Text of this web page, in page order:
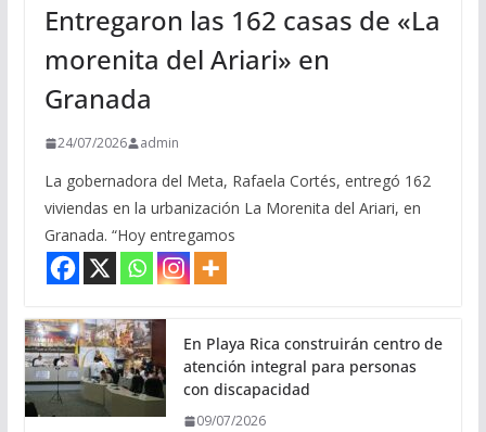
Entregaron las 162 casas de «La
morenita del Ariari» en
Granada
24/07/2026 admin
La gobernadora del Meta, Rafaela Cortés, entregó 162
viviendas en la urbanización La Morenita del Ariari, en
Granada. “Hoy entregamos
En Playa Rica construirán centro de
atención integral para personas
con discapacidad
09/07/2026